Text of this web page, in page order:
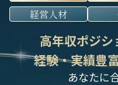
経営人材
高年収ポジシ
経験・実績豊
あなたに